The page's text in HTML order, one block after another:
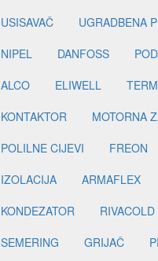
USISAVAČ
UGRADBENA
NIPEL
DANFOSS
ALCO
ELIWELL
KONTAKTOR
MOTORNA
POLILNE CIJEVI
FREON
IZOLACIJA
ARMAFLEX
KONDEZATOR
RIVACOLD
SEMERING
GRIJAČ